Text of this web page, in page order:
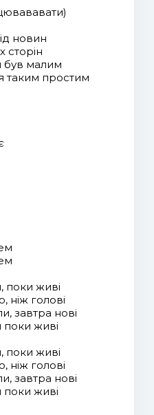
новин
сторін
був малим
таким простим
поки живі
ніж голові
завтра нові
живі
поки живі
ніж голові
завтра нові
живі